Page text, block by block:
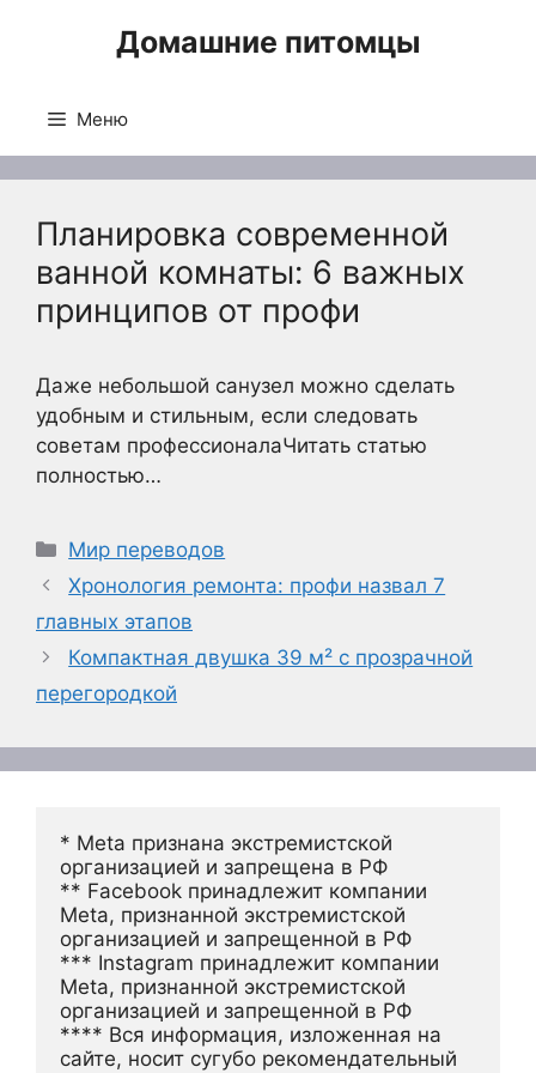
Домашние питомцы
Меню
Планировка современной
ванной комнаты: 6 важных
принципов от профи
Даже небольшой санузел можно сделать
удобным и стильным, если следовать
советам профессионалаЧитать статью
полностью…
Рубрики
Мир переводов
Хронология ремонта: профи назвал 7
главных этапов
Компактная двушка 39 м² с прозрачной
перегородкой
* Meta признана экстремистской
организацией и запрещена в РФ
** Facebook принадлежит компании
Meta, признанной экстремистской
организацией и запрещенной в РФ
*** Instagram принадлежит компании
Meta, признанной экстремистской
организацией и запрещенной в РФ
**** Вся информация, изложенная на
сайте, носит сугубо рекомендательный